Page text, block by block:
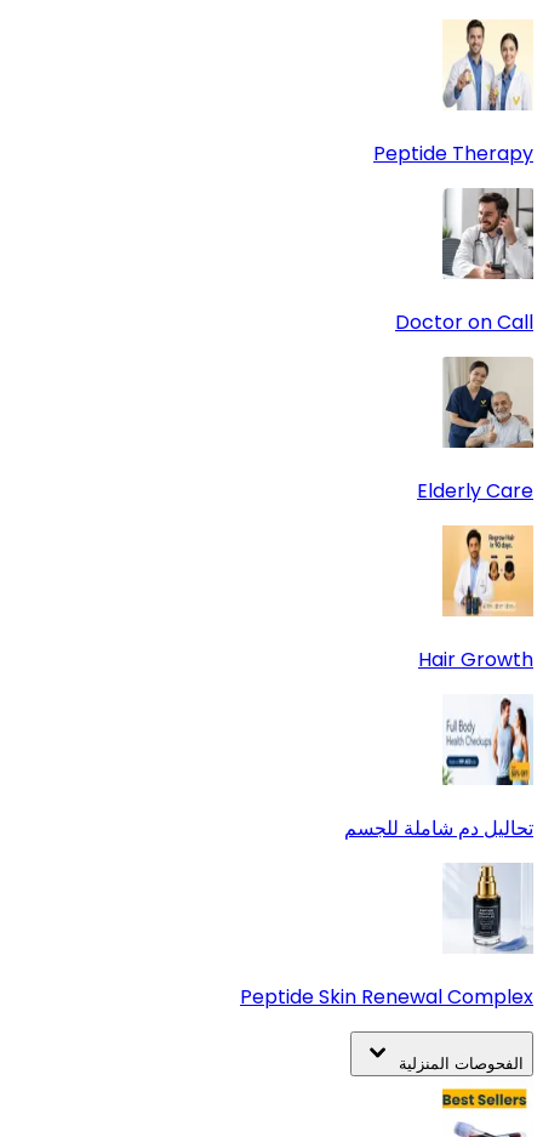
Peptide Therapy
Doctor on Call
Elderly Care
Hair Growth
تحاليل دم شاملة للجسم
Peptide Skin Renewal Complex
الفحوصات المنزلية